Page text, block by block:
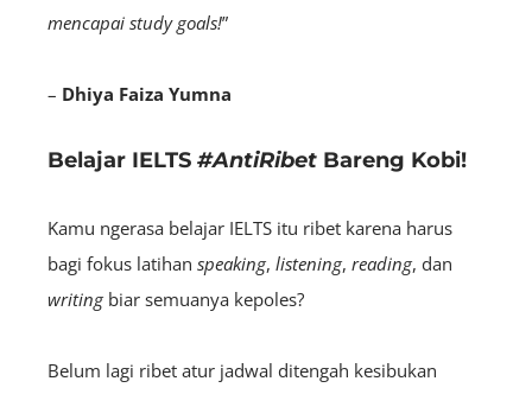
mencapai study goals!”
– Dhiya Faiza Yumna
Belajar IELTS #AntiRibet Bareng Kobi!
Kamu ngerasa belajar IELTS itu ribet karena harus
bagi fokus latihan speaking, listening, reading, dan
writingbiar semuanya kepoles?
Belum lagi ribet atur jadwal ditengah kesibukan